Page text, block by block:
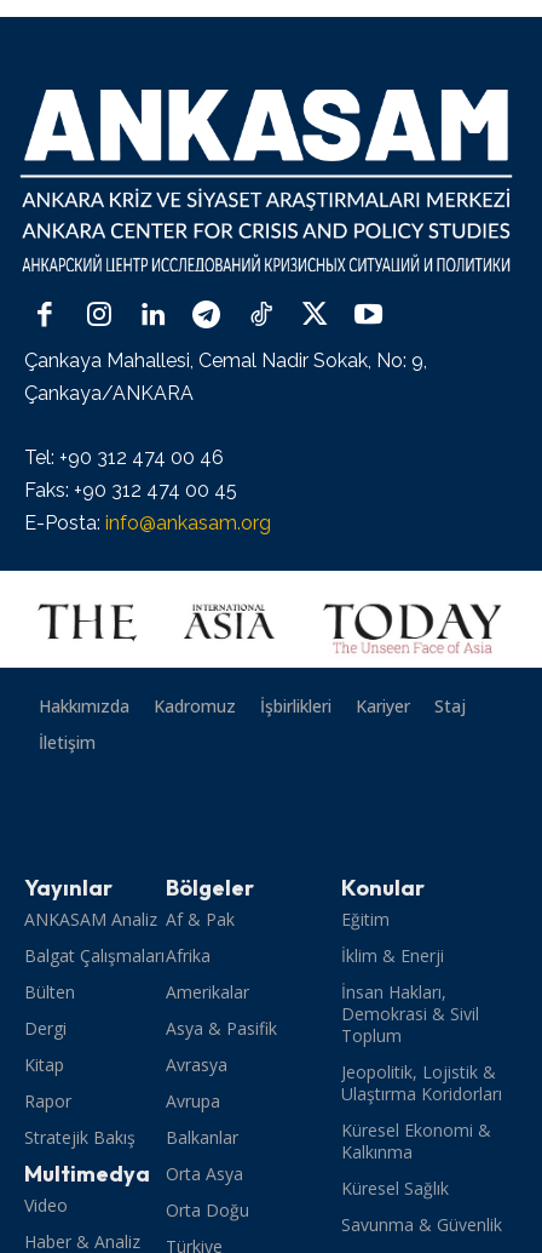
Çankaya Mahallesi, Cemal Nadir Sokak, No: 9,
Çankaya/ANKARA
Tel: +90 312 474 00 46
Faks: +90 312 474 00 45
E-Posta: info@ankasam.org
Hakkımızda Kadromuz İşbirlikleri Kariyer
Staj
İletişim
Yayınlar
ANKASAM Analiz
Balgat Çalışmaları
Bülten
Dergi
Kitap
Rapor
Stratejik Bakış
Multimedya
Video
Haber & Analiz
Bölgeler
Af & Pak
Afrika
Amerikalar
Asya & Pasifik
Avrasya
Avrupa
Balkanlar
Orta Asya
Orta Doğu
Türkiye
Konular
Eğitim
İklim & Enerji
İnsan Hakları,
Demokrasi & Sivil
Toplum
Jeopolitik, Lojistik &
Ulaştırma Koridorları
Küresel Ekonomi &
Kalkınma
Küresel Sağlık
Savunma & Güvenlik